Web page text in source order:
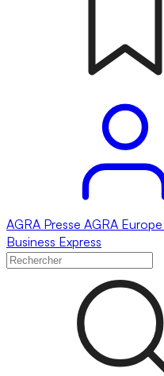
AGRA Presse AGRA Europe
Business Express